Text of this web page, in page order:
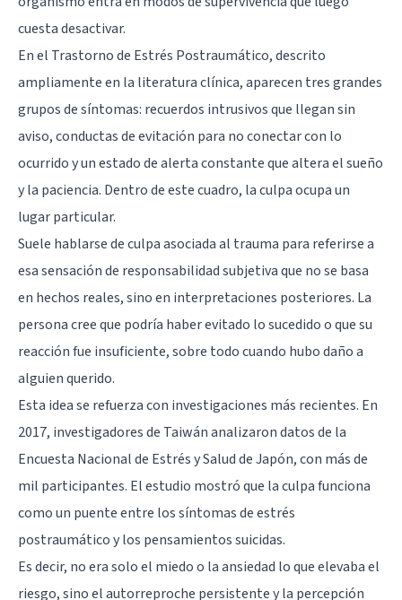
cuesta desactivar.
En el Trastorno de Estrés Postraumático, descrito
ampliamente en la literatura clínica, aparecen tres grandes
grupos de síntomas: recuerdos intrusivos que llegan sin
aviso, conductas de evitación para no conectar con lo
ocurrido y un estado de alerta constante que altera el sueño
y la paciencia. Dentro de este cuadro, la culpa ocupa un
lugar particular.
Suele hablarse de culpa asociada al trauma para referirse a
esa sensación de responsabilidad subjetiva que no se basa
en hechos reales, sino en interpretaciones posteriores. La
persona cree que podría haber evitado lo sucedido o que su
reacción fue insuficiente, sobre todo cuando hubo daño a
alguien querido.
Esta idea se refuerza con investigaciones más recientes. En
2017, investigadores de Taiwán analizaron datos de la
Encuesta Nacional de Estrés y Salud de Japón, con más de
mil participantes. El estudio mostró que la culpa funciona
como un puente entre los síntomas de estrés
postraumático y los pensamientos suicidas.
Es decir, no era solo el miedo o la ansiedad lo que elevaba el
riesgo, sino el autorreproche persistente y la percepción